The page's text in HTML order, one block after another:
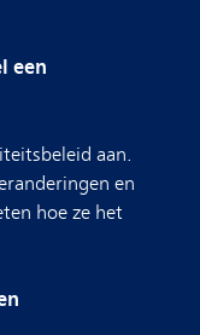
een
aan.
en
hoe ze het